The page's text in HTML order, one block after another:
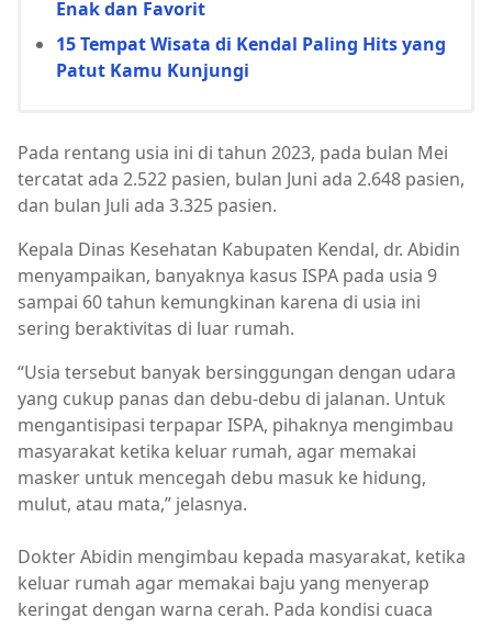
Enak dan Favorit
15 Tempat Wisata di Kendal Paling Hits yang
Patut Kamu Kunjungi
Pada rentang usia ini di tahun 2023, pada bulan Mei
tercatat ada 2.522 pasien, bulan Juni ada 2.648 pasien,
dan bulan Juli ada 3.325 pasien.
Kepala Dinas Kesehatan Kabupaten Kendal, dr. Abidin
menyampaikan, banyaknya kasus ISPA pada usia 9
sampai 60 tahun kemungkinan karena di usia ini
sering beraktivitas di luar rumah.
“Usia tersebut banyak bersinggungan dengan udara
yang cukup panas dan debu-debu di jalanan. Untuk
mengantisipasi terpapar ISPA, pihaknya mengimbau
masyarakat ketika keluar rumah, agar memakai
masker untuk mencegah debu masuk ke hidung,
mulut, atau mata,” jelasnya.
Dokter Abidin mengimbau kepada masyarakat, ketika
keluar rumah agar memakai baju yang menyerap
keringat dengan warna cerah. Pada kondisi cuaca